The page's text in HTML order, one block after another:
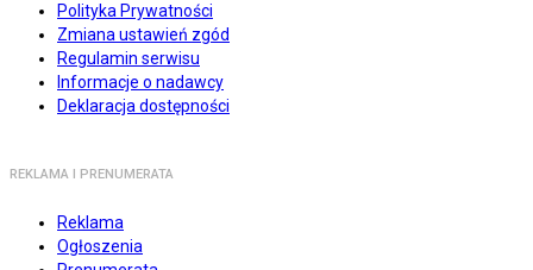
Polityka Prywatności
Zmiana ustawień zgód
Regulamin serwisu
Informacje o nadawcy
Deklaracja dostępności
REKLAMA I PRENUMERATA
Reklama
Ogłoszenia